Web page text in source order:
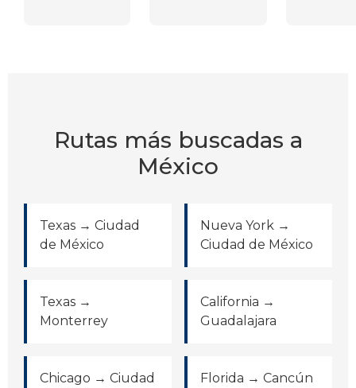
Rutas más buscadas a
México
Texas → Ciudad
de México
Nueva York →
Ciudad de México
Texas →
Monterrey
California →
Guadalajara
Chicago → Ciudad
Florida → Cancún